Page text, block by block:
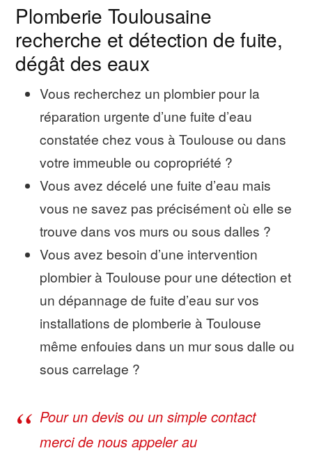
Plomberie Toulousaine
recherche et détection de fuite,
dégât des eaux
Vous recherchez un plombier pour la
réparation urgente d’une fuite d’eau
constatée chez vous à Toulouse ou dans
votre immeuble ou copropriété ?
Vous avez décelé une fuite d’eau mais
vous ne savez pas précisément où elle se
trouve dans vos murs ou sous dalles ?
Vous avez besoin d’une intervention
plombier à Toulouse pour une détection et
un dépannage de fuite d’eau sur vos
installations de plomberie à Toulouse
même enfouies dans un mur sous dalle ou
sous carrelage ?
Pour un devis ou un simple contact
merci de nous appeler au